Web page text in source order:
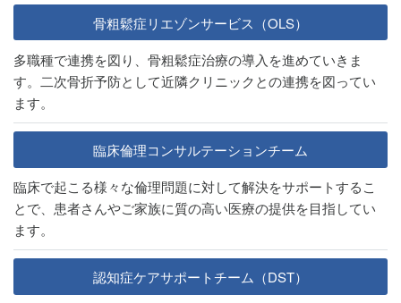
骨粗鬆症リエゾンサービス（OLS）
多職種で連携を図り、骨粗鬆症治療の導入を進めていきま
す。二次骨折予防として近隣クリニックとの連携を図ってい
ます。
臨床倫理コンサルテーションチーム
臨床で起こる様々な倫理問題に対して解決をサポートするこ
とで、患者さんやご家族に質の高い医療の提供を目指してい
ます。
認知症ケアサポートチーム（DST）